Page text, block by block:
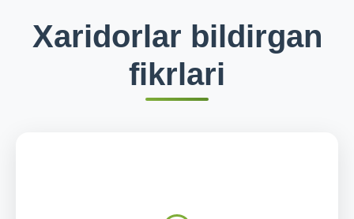
Xaridorlar bildirgan
fikrlari